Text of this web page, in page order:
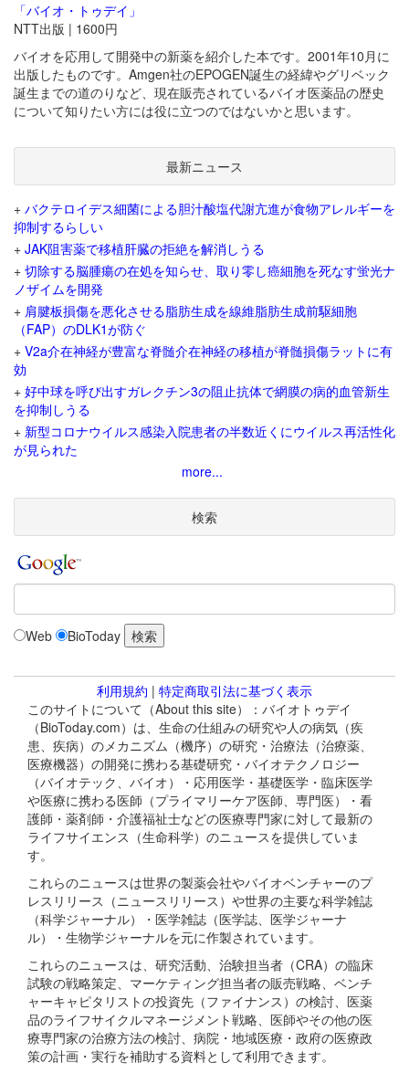
「バイオ・トゥデイ」
NTT出版 | 1600円
バイオを応用して開発中の新薬を紹介した本です。2001年10月に
出版したものです。Amgen社のEPOGEN誕生の経緯やグリベック
誕生までの道のりなど、現在販売されているバイオ医薬品の歴史
について知りたい方には役に立つのではないかと思います。
最新ニュース
+ バクテロイデス細菌による胆汁酸塩代謝亢進が食物アレルギーを
抑制するらしい
+ JAK阻害薬で移植肝臓の拒絶を解消しうる
+ 切除する脳腫瘍の在処を知らせ、取り零し癌細胞を死なす蛍光ナ
ノザイムを開発
+ 肩腱板損傷を悪化させる脂肪生成を線維脂肪生成前駆細胞
（FAP）のDLK1が防ぐ
+ V2a介在神経が豊富な脊髄介在神経の移植が脊髄損傷ラットに有
効
+ 好中球を呼び出すガレクチン3の阻止抗体で網膜の病的血管新生
を抑制しうる
+ 新型コロナウイルス感染入院患者の半数近くにウイルス再活性化
が見られた
more...
検索
Web BioToday
利用規約 | 特定商取引法に基づく表示
このサイトについて（About this site）：バイオトゥデイ
（BioToday.com）は、生命の仕組みの研究や人の病気（疾
患、疾病）のメカニズム（機序）の研究・治療法（治療薬、
医療機器）の開発に携わる基礎研究・バイオテクノロジー
（バイオテック、バイオ）・応用医学・基礎医学・臨床医学
や医療に携わる医師（プライマリーケア医師、専門医）・看
護師・薬剤師・介護福祉士などの医療専門家に対して最新の
ライフサイエンス（生命科学）のニュースを提供していま
す。
これらのニュースは世界の製薬会社やバイオベンチャーのプ
レスリリース（ニュースリリース）や世界の主要な科学雑誌
（科学ジャーナル）・医学雑誌（医学誌、医学ジャーナ
ル）・生物学ジャーナルを元に作製されています。
これらのニュースは、研究活動、治験担当者（CRA）の臨床
試験の戦略策定、マーケティング担当者の販売戦略、ベンチ
ャーキャピタリストの投資先（ファイナンス）の検討、医薬
品のライフサイクルマネージメント戦略、医師やその他の医
療専門家の治療方法の検討、病院・地域医療・政府の医療政
策の計画・実行を補助する資料として利用できます。